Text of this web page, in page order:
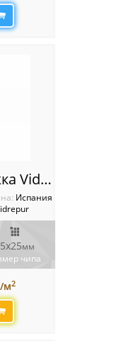
Celeste Растяжка Vidrepur
Испания
мм
чипа
м2